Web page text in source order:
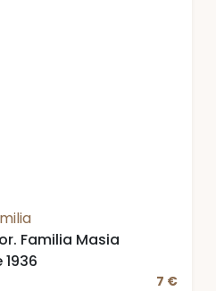
Familia Masia
7 €